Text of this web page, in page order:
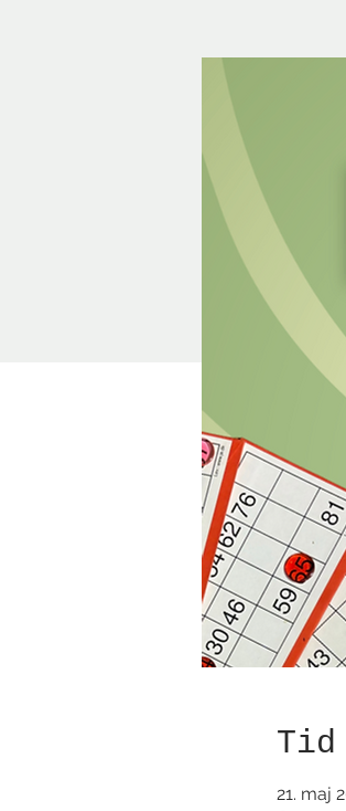
Tid
21. maj